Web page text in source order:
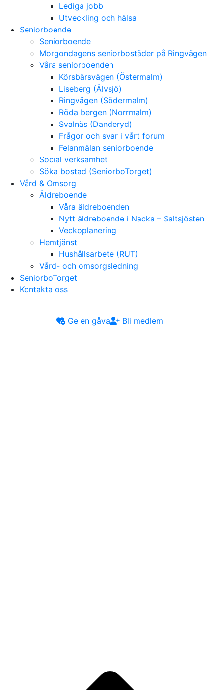
Lediga jobb
Utveckling och hälsa
Seniorboende
Seniorboende
Morgondagens seniorbostäder på Ringvägen
Våra seniorboenden
Körsbärsvägen (Östermalm)
Liseberg (Älvsjö)
Ringvägen (Södermalm)
Röda bergen (Norrmalm)
Svalnäs (Danderyd)
Frågor och svar i vårt forum
Felanmälan seniorboende
Social verksamhet
Söka bostad (SeniorboTorget)
Vård & Omsorg
Äldreboende
Våra äldreboenden
Nytt äldreboende i Nacka – Saltsjösten
Veckoplanering
Hemtjänst
Hushållsarbete (RUT)
Vård- och omsorgsledning
SeniorboTorget
Kontakta oss
Ge en gåva Bli medlem